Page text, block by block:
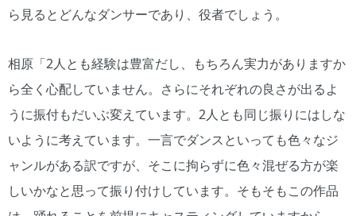
ら見るとどんなダンサーであり、役者でしょう。
相原「2人とも経験は豊富だし、もちろん実力がありますか
ら全く心配していません。さらにそれぞれの良さが出るよ
うに振付もだいぶ変えています。2人とも同じ振りにはしな
いように考えています。一言でダンスといっても色々なジ
ャンルがある訳ですが、そこに拘らずに色々混ぜる方が楽
しいかなと思って振り付けしています。そもそもこの作品